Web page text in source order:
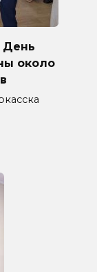
День
около